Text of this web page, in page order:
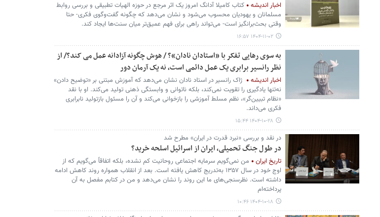
اخبار اندیشه
کتاب کامیلا آدانگ امروز یک اثر مرجع در حوزه‌ الهیات تطبیقی و بررسی روابط
مسلمانان و یهودیان محسوب می‌شود و نشان می‌دهد که چگونه گفت‌وگوی فکری- حتا
وقتی بحث‌برانگیز است- می‌تواند راهی برای فهم عمیق‌تر میان سنت‌ها ایجاد کند.
۱۴۰۴-۱۱-۰۲ ۱۶:۵۷
به سوی رهایی تفکر با «استادان نادان»؟ / هوش چگونه آزادانه عمل می کند؟/ از
نظر رانسیر برابری یک عمل دائمی است، نه یک آرمان دور
اخبار اندیشه
ژاک رانسیر در استاد نادان نشان می‌دهد که آموزش مبتنی بر «توضیح دادن»
نه‌تنها یادگیری را تقویت نمی‌کند، بلکه ناتوانی و وابستگی ذهنی تولید می‌کند. او با نقد
«نظام تبیین‌گر»، نظم مسلط آموزشی را بازخوانی می‌کند و آن را مسئول بازتولید نابرابری
فکری می‌داند.
۱۴۰۴-۱۰-۲۸ ۱۵:۴۴
در نقد و بررسی «نبرد قدرت در ایران» مطرح شد
در طول جنگ تحمیلی، ایران از اسرائیل اسلحه خرید؟
تاریخ ایران
من نمی‌گویم سرمایه اجتماعی روحانیت کم نشده، بلکه اتفاقاً می‌گویم که از
اوج خود در سال ۱۳۵۷ به‌تدریج کاهش یافته است. بعد از انقلاب همواره روند کاهش ادامه
داشته است. نظرسنجی‌های ما این روند را نشان می‌دهد و من در کتابم مفصل به آن
پرداخته‌ام
۱۴۰۴-۱۰-۱۸ ۱۰:۴۶